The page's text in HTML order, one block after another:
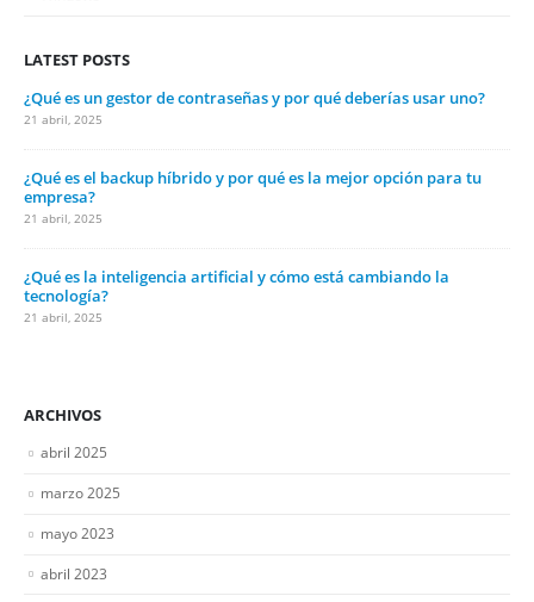
LATEST POSTS
¿Qué es un gestor de contraseñas y por qué deberías usar uno?
21 abril, 2025
¿Qué es el backup híbrido y por qué es la mejor opción para tu
empresa?
21 abril, 2025
¿Qué es la inteligencia artificial y cómo está cambiando la
tecnología?
21 abril, 2025
ARCHIVOS
abril 2025
marzo 2025
mayo 2023
abril 2023